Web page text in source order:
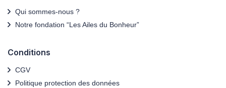
Qui sommes-nous ?
Notre fondation “Les Ailes du Bonheur”
Conditions
CGV
Politique protection des données